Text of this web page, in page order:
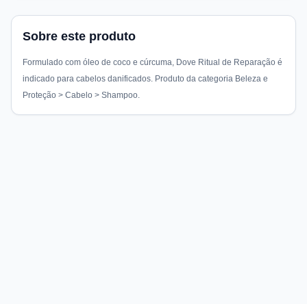
Sobre este produto
Formulado com óleo de coco e cúrcuma, Dove Ritual de Reparação é
indicado para cabelos danificados. Produto da categoria Beleza e
Proteção > Cabelo > Shampoo.